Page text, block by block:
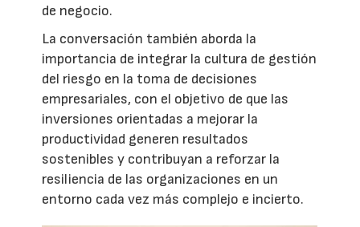
de negocio.
La conversación también aborda la
importancia de integrar la cultura de gestión
del riesgo en la toma de decisiones
empresariales, con el objetivo de que las
inversiones orientadas a mejorar la
productividad generen resultados
sostenibles y contribuyan a reforzar la
resiliencia de las organizaciones en un
entorno cada vez más complejo e incierto.